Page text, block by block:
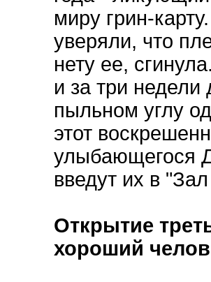
миру грин-
уверяли, что
нету ее,
и за три
пыльном углу
этот
улыбающегося
введут их в
Открытие
хороший